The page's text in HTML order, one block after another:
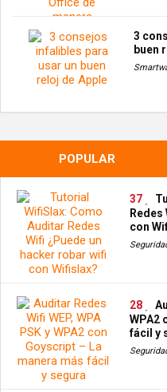
3
buen
POPULAR
37
con
28
WPA2
fácil y